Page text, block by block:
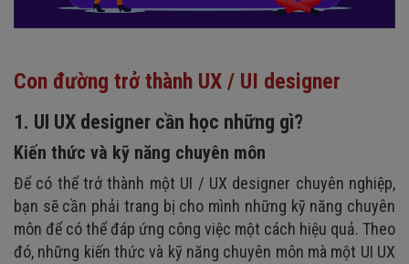
Con đường trở thành UX / UI designer
1. UI UX designer cần học những gì?
Kiến thức và kỹ năng chuyên môn
Để có thể trở thành một UI / UX designer chuyên nghiệp,
bạn sẽ cần phải trang bị cho mình những kỹ năng chuyên
môn để có thể đáp ứng công việc một cách hiệu quả. Theo
đó, những kiến thức và kỹ năng chuyên môn mà một UI UX